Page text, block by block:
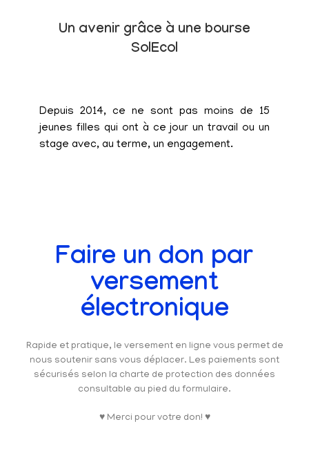
Un avenir grâce à une bourse
SolEcol
Depuis 2014, ce ne sont pas moins de 15
jeunes filles qui ont à ce jour un travail ou un
stage avec, au terme, un engagement.
Faire un don par
versement
électronique
Rapide et pratique, le versement en ligne vous permet de
nous soutenir sans vous déplacer. Les paiements sont
sécurisés selon la charte de protection des données
consultable au pied du formulaire.
♥ Merci pour votre don! ♥